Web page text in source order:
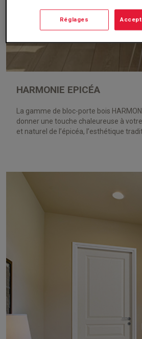
HARMONIE EPICÉA
La gamme de bloc-porte bois
donner une touche chaleureuse à
et naturel de l’épicéa, l’esthétique
Réglages